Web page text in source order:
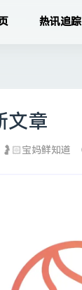
热讯追踪
文章
🤰🏻宝妈鲜知道